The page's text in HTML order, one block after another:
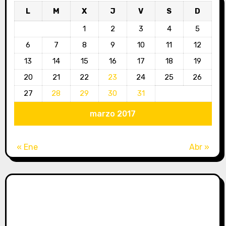
marzo 2017
L M X J V S
D
1
2 3 4
5
6
7 8 9 10 11
12
13
14 15 16 17 18
19
20
21 22 23 24 25
26
27
28 29 30 31
« Ene Abr »